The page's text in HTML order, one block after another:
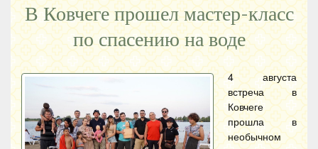
В Ковчеге прошел мастер-класс
по спасению на воде
4 августа
встреча в
Ковчеге
прошла в
необычном